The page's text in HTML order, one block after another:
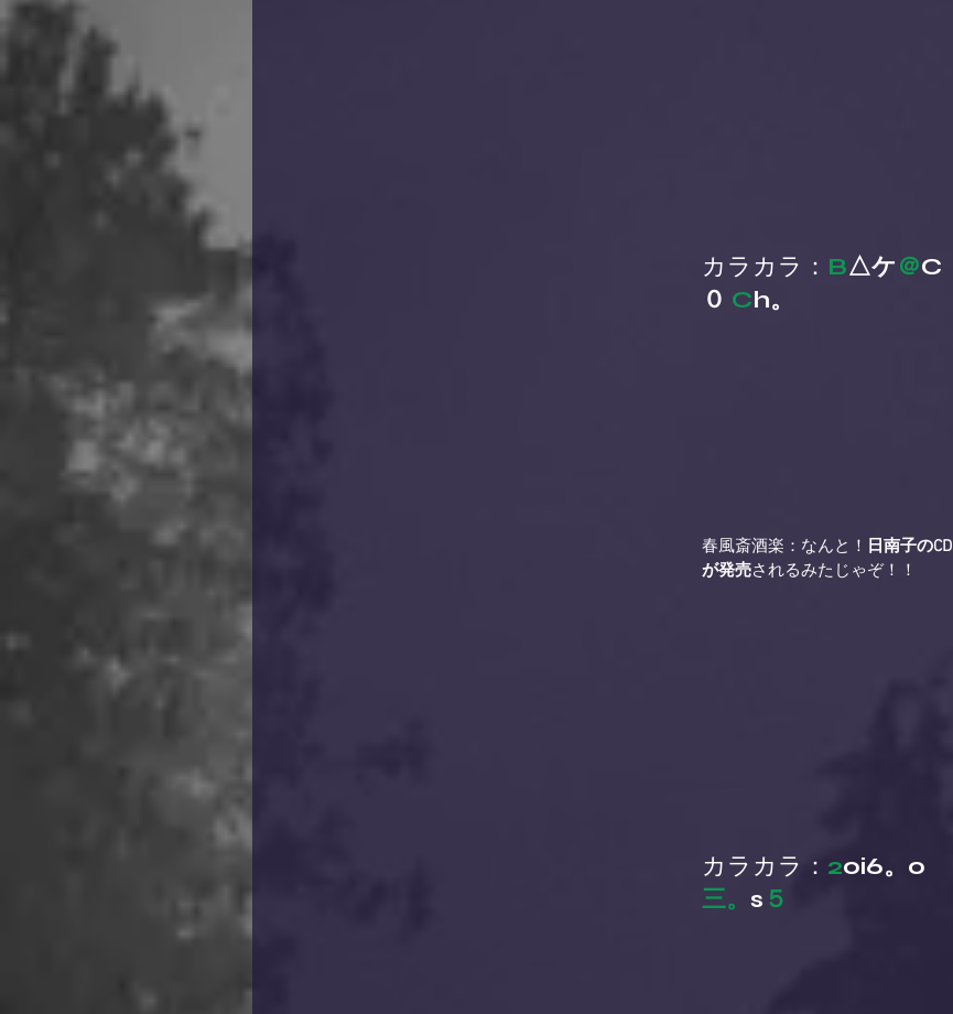
カラカラ： B△ケ＠C
０ Ch。
春風斎酒楽：なんと！ 日南子のCD
が発売されるみたじゃぞ！！
カラカラ： 2oi6。o
三。 s ５